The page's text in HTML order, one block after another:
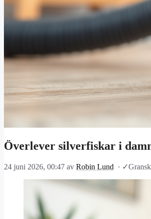
Överlever silverfiskar i
24 juni 2026, 00:47 av Robin Lund · ✓